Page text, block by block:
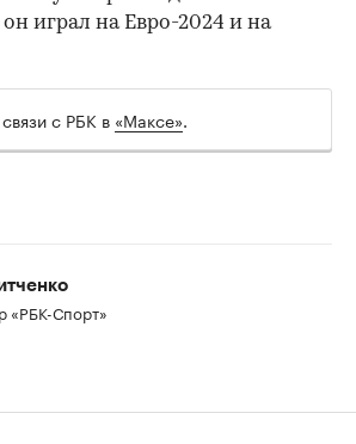
играл на Евро-2024 и на
с РБК в «Максе».
«РБК-Спорт»